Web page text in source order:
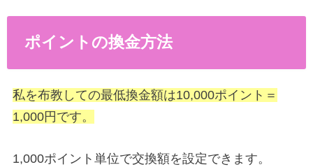
ポイントの換金方法
私を布教しての最低換金額は10,000ポイント＝
1,000円です。
1,000ポイント単位で交換額を設定できます。